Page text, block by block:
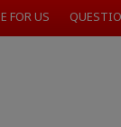
FOR US